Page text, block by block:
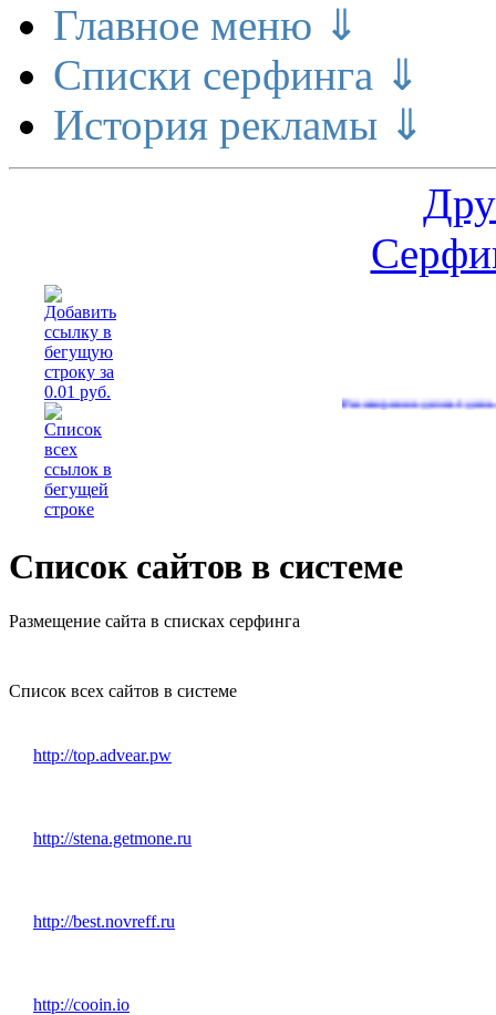
Главное меню ⇓
Списки серфинга ⇓
История рекламы ⇓
Расширение делает деньги(560)
Список сайтов в системе
Размещение сайта в списках серфинга
Список всех сайтов в системе
http://top.advear.pw
http://stena.getmone.ru
http://best.novreff.ru
http://cooin.io